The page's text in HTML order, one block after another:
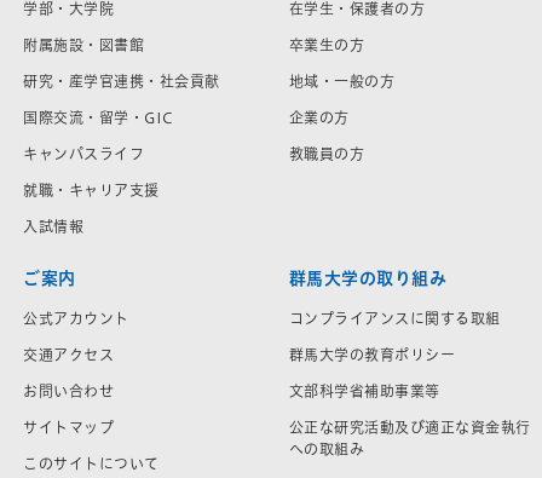
学部・大学院
附属施設・図書館
研究・産学官連携・社会貢献
国際交流・留学・GIC
キャンパスライフ
就職・キャリア支援
入試情報
在学生・保護者の方
卒業生の方
地域・一般の方
企業の方
教職員の方
ご案内
公式アカウント
交通アクセス
お問い合わせ
サイトマップ
このサイトについて
群馬大学の取り組み
コンプライアンスに関する取組
群馬大学の教育ポリシー
文部科学省補助事業等
公正な研究活動及び適正な資金執行
への取組み